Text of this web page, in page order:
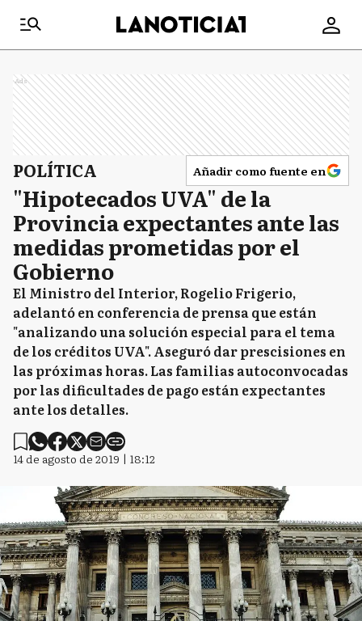
Ads
POLÍTICA Añadir como fuente en
"Hipotecados UVA" de la
Provincia expectantes ante las
medidas prometidas por el
Gobierno
El Ministro del Interior, Rogelio Frigerio,
adelantó en conferencia de prensa que están
"analizando una solución especial para el tema
de los créditos UVA". Aseguró dar prescisiones en
las próximas horas. Las familias autoconvocadas
por las dificultades de pago están expectantes
ante los detalles.
14 de agosto de 2019 | 18:12